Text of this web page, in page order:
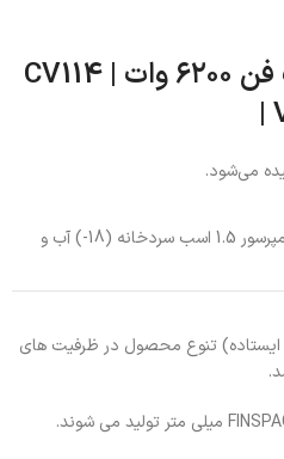
کندانسور ایستاده تک فن ۶۲۰۰ وات | CV114
|
مورد استفاده جهت کمپرسور 1.5 اسب سردخانه (18-) آب و
ایستاده) تنوع محصول در ظرفیت های